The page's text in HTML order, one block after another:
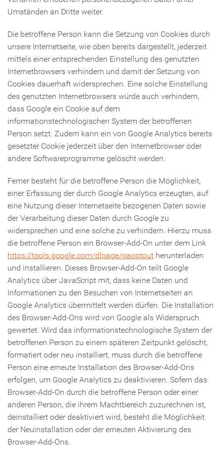
Umständen an Dritte weiter.
Die betroffene Person kann die Setzung von Cookies durch
unsere Internetseite, wie oben bereits dargestellt, jederzeit
mittels einer entsprechenden Einstellung des genutzten
Internetbrowsers verhindern und damit der Setzung von
Cookies dauerhaft widersprechen. Eine solche Einstellung
des genutzten Internetbrowsers würde auch verhindern,
dass Google ein Cookie auf dem
informationstechnologischen System der betroffenen
Person setzt. Zudem kann ein von Google Analytics bereits
gesetzter Cookie jederzeit über den Internetbrowser oder
andere Softwareprogramme gelöscht werden.
Ferner besteht für die betroffene Person die Möglichkeit,
einer Erfassung der durch Google Analytics erzeugten, auf
eine Nutzung dieser Internetseite bezogenen Daten sowie
der Verarbeitung dieser Daten durch Google zu
widersprechen und eine solche zu verhindern. Hierzu muss
die betroffene Person ein Browser-Add-On unter dem Link
https://tools.google.com/dlpage/gaoptout herunterladen
und installieren. Dieses Browser-Add-On teilt Google
Analytics über JavaScript mit, dass keine Daten und
Informationen zu den Besuchen von Internetseiten an
Google Analytics übermittelt werden dürfen. Die Installation
des Browser-Add-Ons wird von Google als Widerspruch
gewertet. Wird das informationstechnologische System der
betroffenen Person zu einem späteren Zeitpunkt gelöscht,
formatiert oder neu installiert, muss durch die betroffene
Person eine erneute Installation des Browser-Add-Ons
erfolgen, um Google Analytics zu deaktivieren. Sofern das
Browser-Add-On durch die betroffene Person oder einer
anderen Person, die ihrem Machtbereich zuzurechnen ist,
deinstalliert oder deaktiviert wird, besteht die Möglichkeit
der Neuinstallation oder der erneuten Aktivierung des
Browser-Add-Ons.